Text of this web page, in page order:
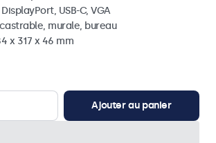
USB-C, VGA
murale, bureau
x 317 x 46 mm
Ajouter au panier